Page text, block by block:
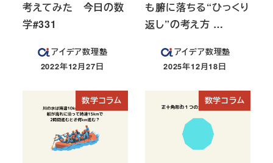
考えてみた 今日の数
学#331
アイデア数理塾
投稿日
2022年12月27日
も腑に落ちる“ひっくり
返し”の考え方 …
アイデア数理塾
投稿日
2025年12月18日
数学コラム 数学コラム